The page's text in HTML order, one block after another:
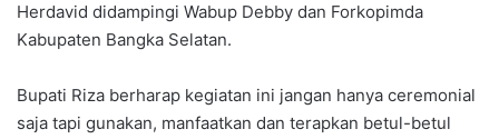
Herdavid didampingi Wabup Debby dan Forkopimda
Kabupaten Bangka Selatan.
Bupati Riza berharap kegiatan ini jangan hanya ceremonial
saja tapi gunakan, manfaatkan dan terapkan betul-betul